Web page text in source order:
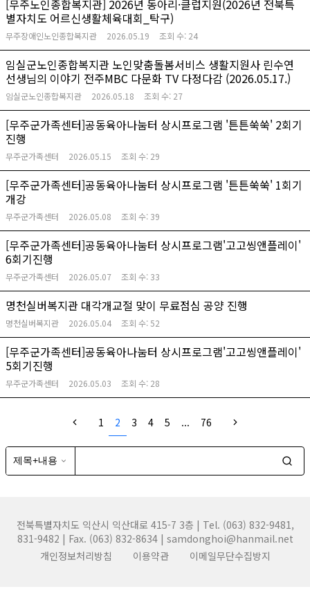
[무주노인종합복지관] 2026년 동아리·클럽지원(2026년 전북특
별자치도 어르신생활체육대회_탁구)
무주장애인노인종합복지관 2026.05.19 조회 수: 24
임실군노인종합복지관 노인맞춤돌봄서비스 생활지원사 린수연
선생님의 이야기 전주MBC 다문화 TV 다정다감 (2026.05.17.)
임실군노인종합복지관 2026.05.18 조회 수: 27
[무주군가족센터]공동육아나눔터 상시프로그램 '튼튼쑥쑥' 2회기
진행
무주군가족센터 2026.05.15 조회 수: 29
[무주군가족센터]공동육아나눔터 상시프로그램 '튼튼쑥쑥' 1회기
개강
무주군가족센터 2026.05.08 조회 수: 39
[무주군가족센터]공동육아나눔터 상시프로그램'고고씽앤플레이'
6회기진행
무주군가족센터 2026.05.07 조회 수: 33
명천실버복지관 대각개교절 맞이 무료점심 공양 진행
명천실버복지관 2026.05.04 조회 수:52
[무주군가족센터]공동육아나눔터 상시프로그램'고고씽앤플레이'
5회기진행
무주군가족센터 2026.05.03 조회 수: 28
1 2 3 4 5 ... 76
전북특별자치도 익산시 익산대로 415-7 3층 | Tel. (063) 832-9481,
831-9482 | Fax. (063) 832-8634 | samdonghoi@hanmail.net
개인정보처리방침
이용약관 이메일무단수집방지